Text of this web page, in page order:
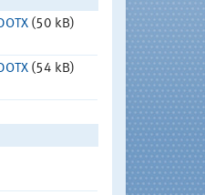
(50 kB)
(54 kB)